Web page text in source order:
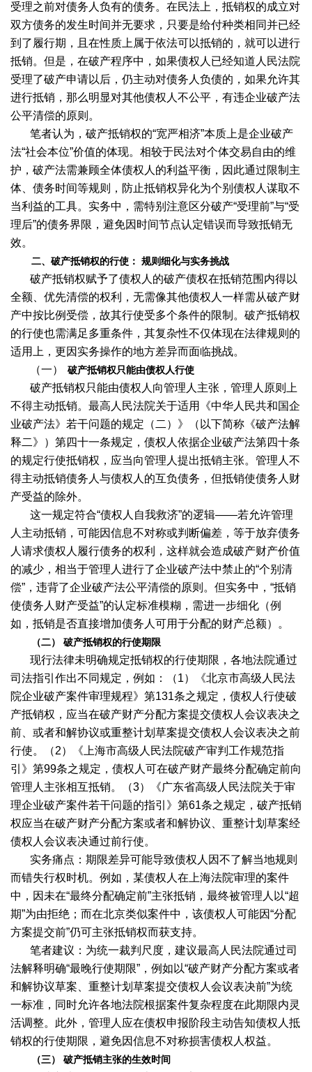
受理之前对债务人负有的债务。在民法上，抵销权的成立对
双方债务的发生时间并无要求，只要是给付种类相同并已经
到了履行期，且在性质上属于依法可以抵销的，就可以进行
抵销。但是，在破产程序中，如果债权人已经知道人民法院
受理了破产申请以后，仍主动对债务人负债的，如果允许其
进行抵销，那么明显对其他债权人不公平，有违企业破产法
公平清偿的原则。
笔者认为，破产抵销权的“宽严相济”本质上是企业破产
法“社会本位”价值的体现。相较于民法对个体交易自由的维
护，破产法需兼顾全体债权人的利益平衡，因此通过限制主
体、债务时间等规则，防止抵销权异化为个别债权人谋取不
当利益的工具。实务中，需特别注意区分破产“受理前”与“受
理后”的债务界限，避免因时间节点认定错误而导致抵销无
效。
二、破产抵销权的行使： 规则细化与实务挑战
破产抵销权赋予了债权人的破产债权在抵销范围内得以
全额、优先清偿的权利，无需像其他债权人一样需从破产财
产中按比例受偿，故其行使受多个条件的限制。破产抵销权
的行使也需满足多重条件，其复杂性不仅体现在法律规则的
适用上，更因实务操作的地方差异而面临挑战。
（一）
破产抵销权只能由债权人行使
破产抵销权只能由债权人向管理人主张，管理人原则上
不得主动抵销。最高人民法院关于适用《中华人民共和国企
业破产法》若干问题的规定（二）》（以下简称《破产法解
释二》）第四十一条规定，债权人依据企业破产法第四十条
的规定行使抵销权，应当向管理人提出抵销主张。管理人不
得主动抵销债务人与债权人的互负债务，但抵销使债务人财
产受益的除外。
这一规定符合“债权人自我救济”的逻辑——若允许管理
人主动抵销，可能因信息不对称或判断偏差，等于放弃债务
人请求债权人履行债务的权利，这样就会造成破产财产价值
的减少，相当于管理人进行了企业破产法中禁止的“个别清
偿”，违背了企业破产法公平清偿的原则。但实务中，“抵销
使债务人财产受益”的认定标准模糊，需进一步细化（例
如，抵销是否直接增加债务人可用于分配的财产总额）。
（二） 破产抵销权的行使期限
现行法律未明确规定抵销权的行使期限，各地法院通过
司法指引作出不同规定，例如：（1）《北京市高级人民法
院企业破产案件审理规程》第131条之规定，债权人行使破
产抵销权，应当在破产财产分配方案提交债权人会议表决之
前、或者和解协议或重整计划草案提交债权人会议表决之前
行使。（2）《上海市高级人民法院破产审判工作规范指
引》第99条之规定，债权人可在破产财产最终分配确定前向
管理人主张相互抵销。（3）《广东省高级人民法院关于审
理企业破产案件若干问题的指引》第61条之规定，破产抵销
权应当在破产财产分配方案或者和解协议、重整计划草案经
债权人会议表决通过前行使。
实务痛点：期限差异可能导致债权人因不了解当地规则
而错失行权时机。例如，某债权人在上海法院审理的案件
中，因未在“最终分配确定前”主张抵销，最终被管理人以“超
期”为由拒绝；而在北京类似案件中，该债权人可能因“分配
方案提交前”仍可主张抵销权而获支持。
笔者建议：为统一裁判尺度，建议最高人民法院通过司
法解释明确“最晚行使期限”，例如以“破产财产分配方案或者
和解协议草案、重整计划草案提交债权人会议表决前”为统
一标准，同时允许各地法院根据案件复杂程度在此期限内灵
活调整。此外，管理人应在债权申报阶段主动告知债权人抵
销权的行使期限，避免因信息不对称损害债权人权益。
（三） 破产抵销主张的生效时间